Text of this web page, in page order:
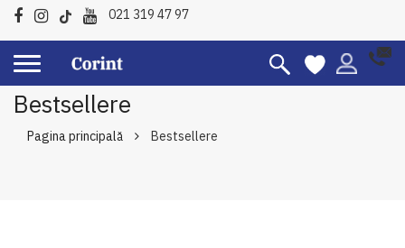
021 319 47 97
Bestsellere
Pagina principală Bestsellere